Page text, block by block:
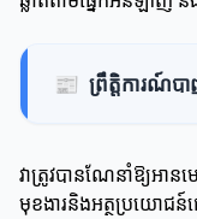
📰 ព្រឹតិ្តការណ៍ប
វាត្រូវបានណែនាំឱ្យអា
មុខងារនិងអត្ថប្រយោជន៍